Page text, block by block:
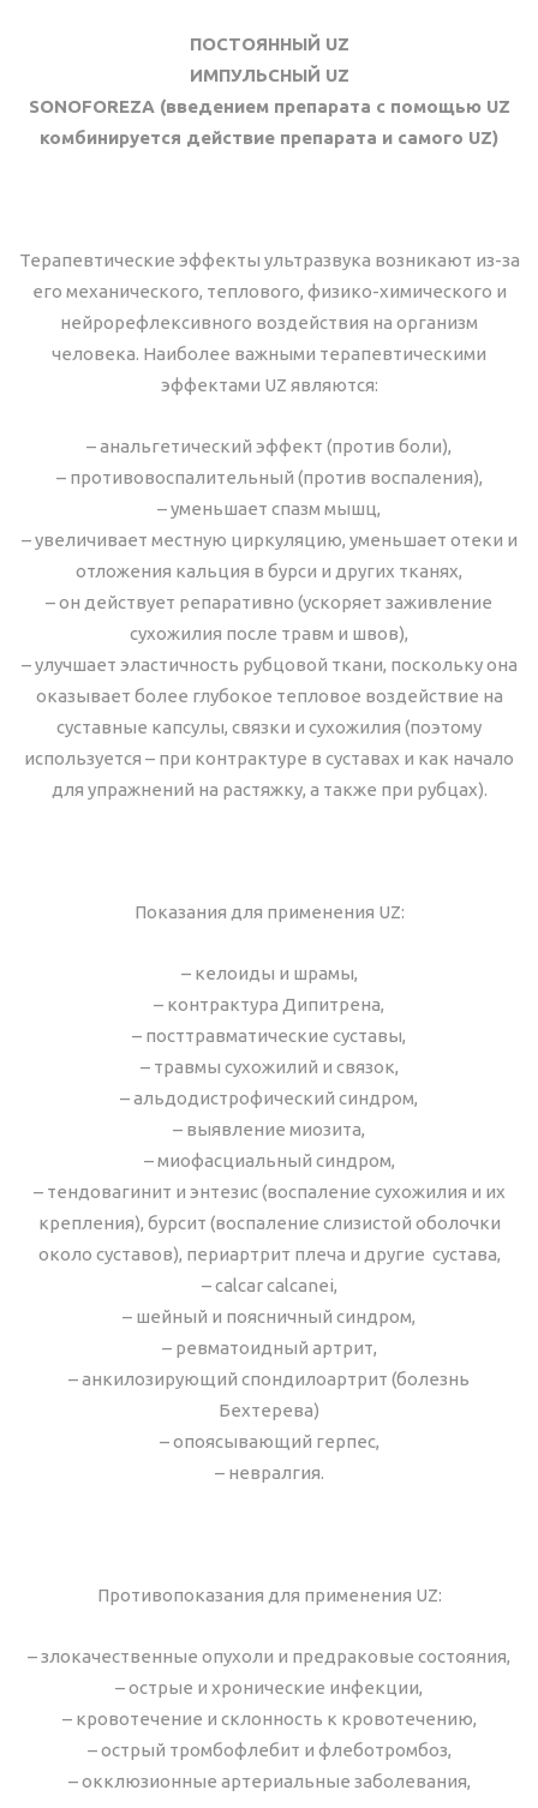
ПОСТОЯННЫЙ UZ
ИМПУЛЬСНЫЙ UZ
SONOFOREZA (введением препарата с помощью UZ
комбинируется действие препарата и самого UZ)
Терапевтические эффекты ультразвука возникают из-за
его механического, теплового, физико-химического и
нейрорефлексивного воздействия на организм
человека. Наиболее важными терапевтическими
эффектами UZ являются:
– анальгетический эффект (против боли),
– противовоспалительный (против воспаления),
– уменьшает спазм мышц,
– увеличивает местную циркуляцию, уменьшает отеки и
отложения кальция в бурси и других тканях,
– он действует репаративно (ускоряет заживление
сухожилия после травм и швов),
– улучшает эластичность рубцовой ткани, поскольку она
оказывает более глубокое тепловое воздействие на
суставные капсулы, связки и сухожилия (поэтому
используется – при контрактуре в суставах и как начало
для упражнений на растяжку, а также при рубцах).
Показания для применения UZ:
– келоиды и шрамы,
– контрактура Дипитрена,
– посттравматические суставы,
– травмы сухожилий и связок,
– альдодистрофический синдром,
– выявление миозита,
– миофасциальный синдром,
– тендовагинит и энтезис (воспаление сухожилия и их
крепления), бурсит (воспаление слизистой оболочки
около суставов), периартрит плеча и другие сустава,
– calcar calcanei,
– шейный и поясничный синдром,
– ревматоидный артрит,
– анкилозирующий спондилоартрит (болезнь
Бехтерева)
– опоясывающий герпес,
– невралгия.
Противопоказания для применения UZ:
– злокачественные опухоли и предраковые состояния,
– острые и хронические инфекции,
– кровотечение и склонность к кровотечению,
– острый тромбофлебит и флеботромбоз,
– окклюзионные артериальные заболевания,